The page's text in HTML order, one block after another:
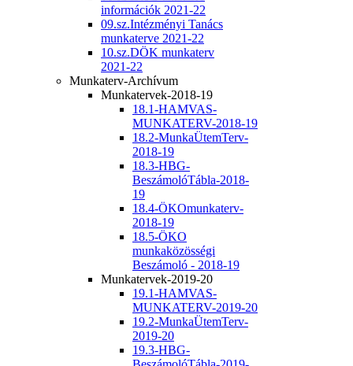
információk 2021-22
09.sz.Intézményi Tanács
munkaterve 2021-22
10.sz.DÖK munkaterv
2021-22
Munkaterv-Archívum
Munkatervek-2018-19
18.1-HAMVAS-
MUNKATERV-2018-19
18.2-MunkaÜtemTerv-
2018-19
18.3-HBG-
BeszámolóTábla-2018-
19
18.4-ÖKOmunkaterv-
2018-19
18.5-ÖKO
munkaközösségi
Beszámoló - 2018-19
Munkatervek-2019-20
19.1-HAMVAS-
MUNKATERV-2019-20
19.2-MunkaÜtemTerv-
2019-20
19.3-HBG-